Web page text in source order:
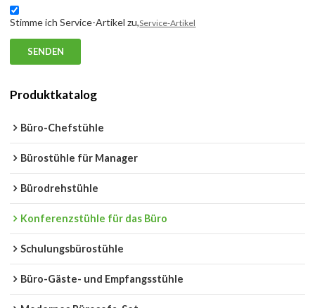
Stimme ich Service-Artikel zu,Service-Artikel
SENDEN
Produktkatalog
Büro-Chefstühle
Bürostühle für Manager
Bürodrehstühle
Konferenzstühle für das Büro
Schulungsbürostühle
Büro-Gäste- und Empfangsstühle